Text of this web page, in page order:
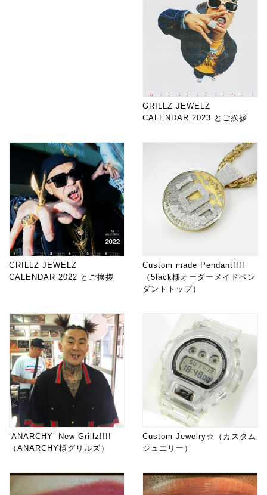
GRILLZ JEWELZ
CALENDAR 2023 とご挨拶
GRILLZ JEWELZ
CALENDAR 2022 とご挨拶
Custom made Pendant!!!!
（5lack様オーダーメイドペン
ダントトップ）
‘ANARCHY’ New Grillz!!!!
（ANARCHY様グリルズ）
Custom Jewelry☆（カスタム
ジュエリー）